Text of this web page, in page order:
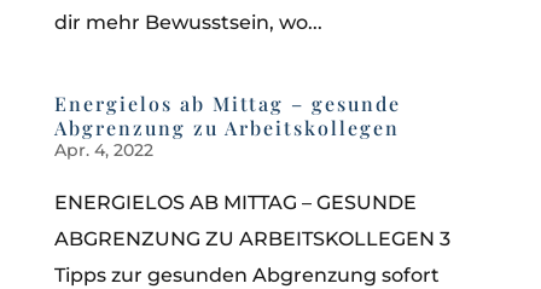
dir mehr Bewusstsein, wo...
Energielos ab Mittag – gesunde
Abgrenzung zu Arbeitskollegen
Apr. 4, 2022
ENERGIELOS AB MITTAG – GESUNDE
ABGRENZUNG ZU ARBEITSKOLLEGEN 3
Tipps zur gesunden Abgrenzung sofort